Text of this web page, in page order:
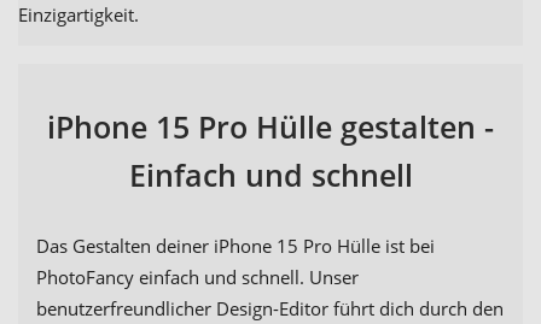
Einzigartigkeit.
iPhone 15 Pro Hülle gestalten -
Einfach und schnell
Das Gestalten deiner iPhone 15 Pro Hülle ist bei
PhotoFancy einfach und schnell. Unser
benutzerfreundlicher Design-Editor führt dich durch den